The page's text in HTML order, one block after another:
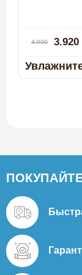
4.900 3.920